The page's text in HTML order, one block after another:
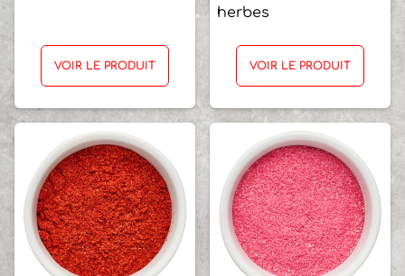
VOIR LE PRODUIT
herbes
VOIR LE PRODUIT